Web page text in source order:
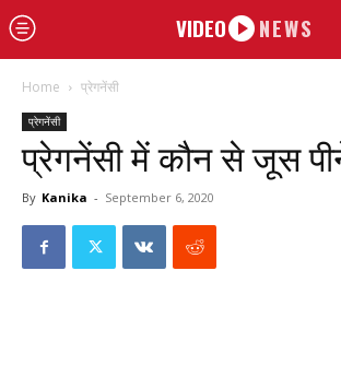
VIDEO NEWS
Home प्रेगनेंसी
प्रेगनेंसी
प्रेगनेंसी में कौन से जूस
By Kanika - September 6, 2020